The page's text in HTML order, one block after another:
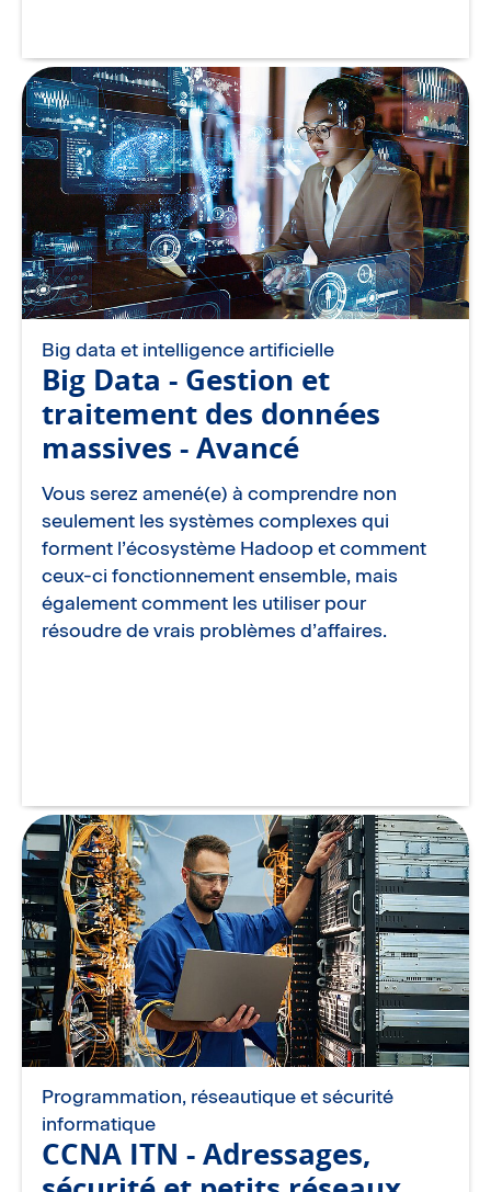
Big data et intelligence artificielle
Big Data - Gestion et
traitement des données
massives - Avancé
Vous serez amené(e) à comprendre non
seulement les systèmes complexes qui
forment l’écosystème Hadoop et comment
ceux-ci fonctionnement ensemble, mais
également comment les utiliser pour
résoudre de vrais problèmes d’affaires.
Programmation, réseautique et sécurité
informatique
CCNA ITN - Adressages,